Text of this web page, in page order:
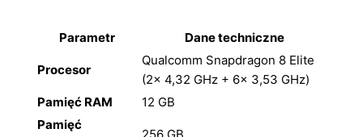
Parametr Dane techniczne
Procesor
Qualcomm Snapdragon 8 Elite
(2× 4,32 GHz + 6× 3,53 GHz)
Pamięć RAM
12 GB
Pamięć